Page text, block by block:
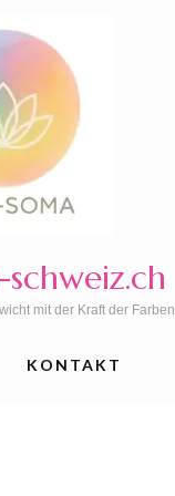
mit der Kraft der Farben.
KONTAKT